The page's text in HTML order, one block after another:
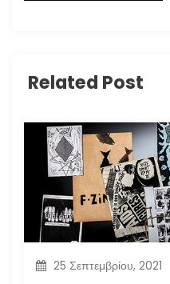
Related Post
25 Σεπτεμβρίου, 2021